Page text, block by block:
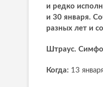
и редко
и 30 января.
разных лет и
Штраус.
Когда: 13